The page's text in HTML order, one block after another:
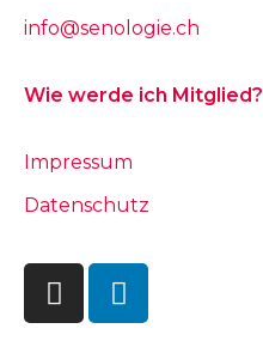
info@senologie.ch
Wie werde ich Mitglied?
Impressum
Datenschutz